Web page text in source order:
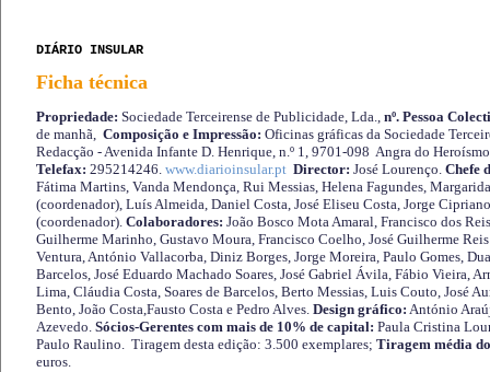
DIÁRIO INSULAR
Ficha técnica
Propriedade: Sociedade Terceirense de Publicidade, Lda., nº. Pessoa
de manhã, Composição e Impressão: Oficinas gráficas da Sociedade
Redacção - Avenida Infante D. Henrique, n.º 1, 9701-098 Angra do
Telefax: 295214246. www.diarioinsular.pt Director: José Lourenço. Chefe
Fátima Martins, Vanda Mendonça, Rui Messias, Helena Fagundes,
(coordenador), Luís Almeida, Daniel Costa, José Eliseu Costa, Jorge
(coordenador). Colaboradores: João Bosco Mota Amaral, Francisco dos
Guilherme Marinho, Gustavo Moura, Francisco Coelho, José Guilherme
Ventura, António Vallacorba, Diniz Borges, Jorge Moreira, Paulo Gomes,
Barcelos, José Eduardo Machado Soares, José Gabriel Ávila, Fábio Vieira,
Lima, Cláudia Costa, Soares de Barcelos, Berto Messias, Luis Couto, José
Bento, João Costa,Fausto Costa e Pedro Alves. Design gráfico: António
Azevedo. Sócios-Gerentes com mais de 10% de capital: Paula Cristina
Paulo Raulino. Tiragem desta edição: 3.500 exemplares; Tiragem média
euros.